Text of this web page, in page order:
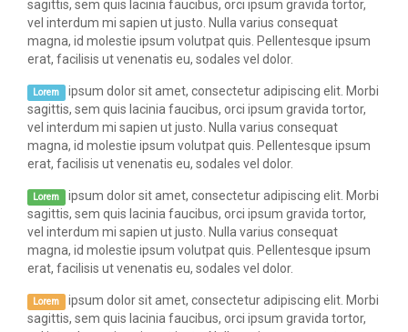
sagittis, sem quis lacinia faucibus, orci ipsum gravida tortor,
vel interdum mi sapien ut justo. Nulla varius consequat
magna, id molestie ipsum volutpat quis. Pellentesque ipsum
erat, facilisis ut venenatis eu, sodales vel dolor.
Lorem ipsum dolor sit amet, consectetur adipiscing elit. Morbi
sagittis, sem quis lacinia faucibus, orci ipsum gravida tortor,
vel interdum mi sapien ut justo. Nulla varius consequat
magna, id molestie ipsum volutpat quis. Pellentesque ipsum
erat, facilisis ut venenatis eu, sodales vel dolor.
Lorem ipsum dolor sit amet, consectetur adipiscing elit. Morbi
sagittis, sem quis lacinia faucibus, orci ipsum gravida tortor,
vel interdum mi sapien ut justo. Nulla varius consequat
magna, id molestie ipsum volutpat quis. Pellentesque ipsum
erat, facilisis ut venenatis eu, sodales vel dolor.
Lorem ipsum dolor sit amet, consectetur adipiscing elit. Morbi
sagittis, sem quis lacinia faucibus, orci ipsum gravida tortor,